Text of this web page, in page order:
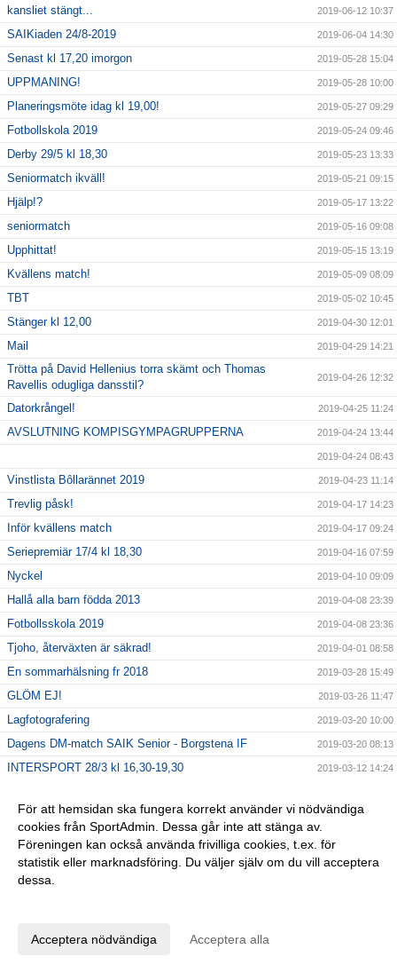
kansliet stängt... 2019-06-12 10:37
SAIKiaden 24/8-2019 2019-06-04 14:30
Senast kl 17,20 imorgon 2019-05-28 15:04
UPPMANING! 2019-05-28 10:00
Planeringsmöte idag kl 19,00! 2019-05-27 09:29
Fotbollskola 2019 2019-05-24 09:46
Derby 29/5 kl 18,30 2019-05-23 13:33
Seniormatch ikväll! 2019-05-21 09:15
Hjälp!? 2019-05-17 13:22
seniormatch 2019-05-16 09:08
Upphittat! 2019-05-15 13:19
Kvällens match! 2019-05-09 08:09
TBT 2019-05-02 10:45
Stänger kl 12,00 2019-04-30 12:01
Mail 2019-04-29 14:21
Trötta på David Hellenius torra skämt och Thomas
Ravellis odugliga dansstil?
2019-04-26 12:32
Datorkrångel! 2019-04-25 11:24
AVSLUTNING KOMPISGYMPAGRUPPERNA 2019-04-24 13:44
2019-04-24 08:43
Vinstlista Bôllarännet 2019 2019-04-23 11:14
Trevlig påsk! 2019-04-17 14:23
Inför kvällens match 2019-04-17 09:24
Seriepremiär 17/4 kl 18,30 2019-04-16 07:59
Nyckel 2019-04-10 09:09
Hallå alla barn födda 2013 2019-04-08 23:39
Fotbollsskola 2019 2019-04-08 23:36
Tjoho, återväxten är säkrad! 2019-04-01 08:58
En sommarhälsning fr 2018 2019-03-28 15:49
GLÖM EJ! 2019-03-26 11:47
Lagfotografering 2019-03-20 10:00
Dagens DM-match SAIK Senior - Borgstena IF 2019-03-20 08:13
INTERSPORT 28/3 kl 16,30-19,30 2019-03-12 14:24
25% på Intersport 2019-03-04 10:34
FOTBOLLSLEKIS 2019-02-27 11:49
Kom och köp! 2019-02-22 12:48
C-diplom utbildning!
C-diplom-utbildning
För att hemsidan ska fungera korrekt använder vi nödvändiga
cookies från SportAdmin. Dessa går inte att stänga av.
Föreningen kan också använda frivilliga cookies, t.ex. för
statistik eller marknadsföring. Du väljer själv om du vill acceptera
dessa.
Acceptera nödvändiga Acceptera alla